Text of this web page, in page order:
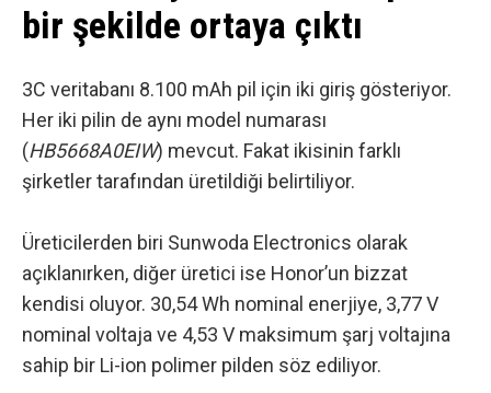
bir şekilde ortaya çıktı
3C veritabanı 8.100 mAh pil için iki giriş gösteriyor.
Her iki pilin de aynı model numarası
(HB5668A0EIW) mevcut. Fakat ikisinin farklı
şirketler tarafından üretildiği belirtiliyor.
Üreticilerden biri Sunwoda Electronics olarak
açıklanırken, diğer üretici ise Honor’un bizzat
kendisi oluyor. 30,54 Wh nominal enerjiye, 3,77 V
nominal voltaja ve 4,53 V maksimum şarj voltajına
sahip bir Li-ion polimer pilden söz ediliyor.